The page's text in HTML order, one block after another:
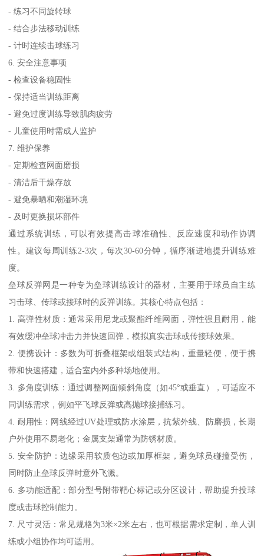
- 练习不同旋转球
- 结合步法移动训练
- 计时连续击球练习
6. 安全注意事项
- 检查设备稳固性
- 保持适当训练距离
- 避免过度训练导致肌肉疲劳
- 儿童使用时需成人监护
7. 维护保养
- 定期检查网面磨损
- 清洁后干燥存放
- 避免暴晒和潮湿环境
- 及时更换损坏部件
通过系统训练，可以有效提高击球准确性、反应速度和动作协调
性。建议每周训练2-3次，每次30-60分钟，循序渐进地提升训练难
度。
垒球反弹网是一种专为垒球训练设计的器材，主要用于球员自主练
习击球、传球或接球时的反弹训练。其核心特点包括：
1. 高弹性材质：通常采用尼龙或聚酯纤维网面，弹性强且耐用，能
有效缓冲垒球冲击力并快速回弹，模拟真实击球或传接球效果。
2. 便携设计：多数为可折叠框架或组装式结构，重量轻便，便于携
带和快速搭建，适合室内外多种场地使用。
3. 多角度训练：通过调整网面倾斜角度（如45°或垂直），可适应不
同训练需求，例如平飞球反弹或高抛球接捕练习。
4. 耐用性：网线经过UV处理或防水涂层，抗紫外线、防磨损，长期
户外使用不易老化；金属支架通常为防锈材质。
5. 安全防护：边缘采用软质包边或加厚框架，避免球员碰撞受伤，
同时防止垒球反弹时意外飞溅。
6. 多功能适配：部分型号附带靶心标记或分区设计，帮助提升投球
度或击球控制能力。
7. 尺寸灵活：常见规格为3米×2米左右，也可根据需求定制，单人训
练或小组协作均可适用。